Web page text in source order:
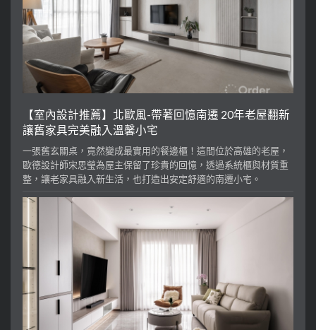
【室內設計推薦】北歐風-帶著回憶南遷 20年老屋翻新
讓舊家具完美融入溫馨小宅
一張舊玄關桌，竟然變成最實用的餐邊櫃！這間位於高雄的老屋，
歐德設計師宋思瑩為屋主保留了珍貴的回憶，透過系統櫃與材質重
整，讓老家具融入新生活，也打造出安定舒適的南遷小宅。